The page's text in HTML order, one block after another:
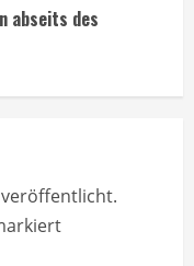
abseits des